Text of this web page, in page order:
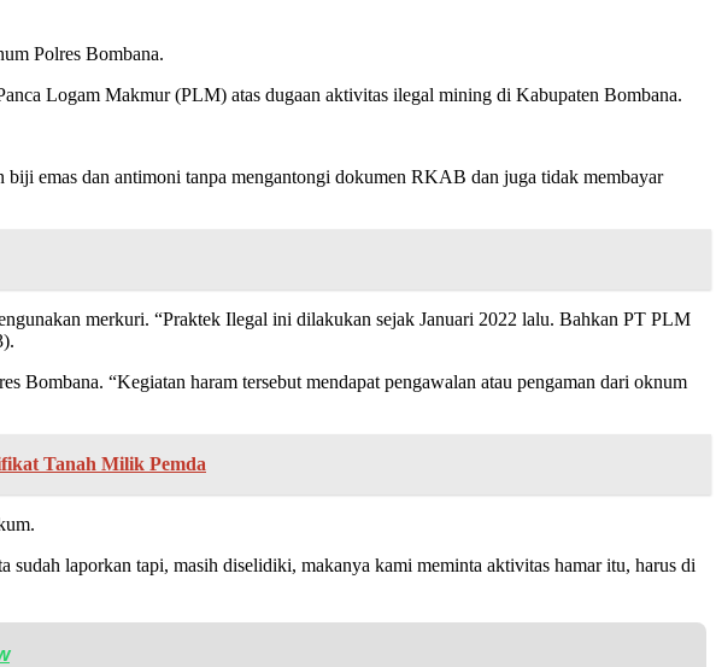
Polres Bombana.
Logam Makmur (PLM) atas dugaan aktivitas ilegal mining di Kabupaten Bombana.
emas dan antimoni tanpa mengantongi dokumen RKAB dan juga tidak membayar
merkuri. “Praktek Ilegal ini dilakukan sejak Januari 2022 lalu. Bahkan PT PLM
“Kegiatan haram tersebut mendapat pengawalan atau pengaman dari oknum
Tanah Milik Pemda
laporkan tapi, masih diselidiki, makanya kami meminta aktivitas hamar itu, harus di